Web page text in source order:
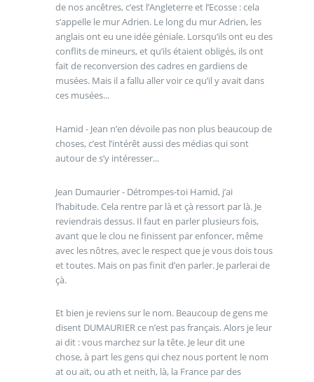
de nos ancêtres, c’est l’Angleterre et l’Ecosse : cela
s’appelle le mur Adrien. Le long du mur Adrien, les
anglais ont eu une idée géniale. Lorsqu’ils ont eu des
conflits de mineurs, et qu’ils étaient obligés, ils ont
fait de reconversion des cadres en gardiens de
musées. Mais il a fallu aller voir ce qu’il y avait dans
ces musées...
Hamid - Jean n’en dévoile pas non plus beaucoup de
choses, c’est l’intérêt aussi des médias qui sont
autour de s’y intéresser...
Jean Dumaurier - Détrompes-toi Hamid, j’ai
l’habitude. Cela rentre par là et çà ressort par là. Je
reviendrais dessus. Il faut en parler plusieurs fois,
avant que le clou ne finissent par enfoncer, même
avec les nôtres, avec le respect que je vous dois tous
et toutes. Mais on pas finit d’en parler. Je parlerai de
çà.
Et bien je reviens sur le nom. Beaucoup de gens me
disent DUMAURIER ce n’est pas français. Alors je leur
ai dit : vous marchez sur la tête. Je leur dit une
chose, à part les gens qui chez nous portent le nom
at ou aït, ou ath et neith, là, la France par des